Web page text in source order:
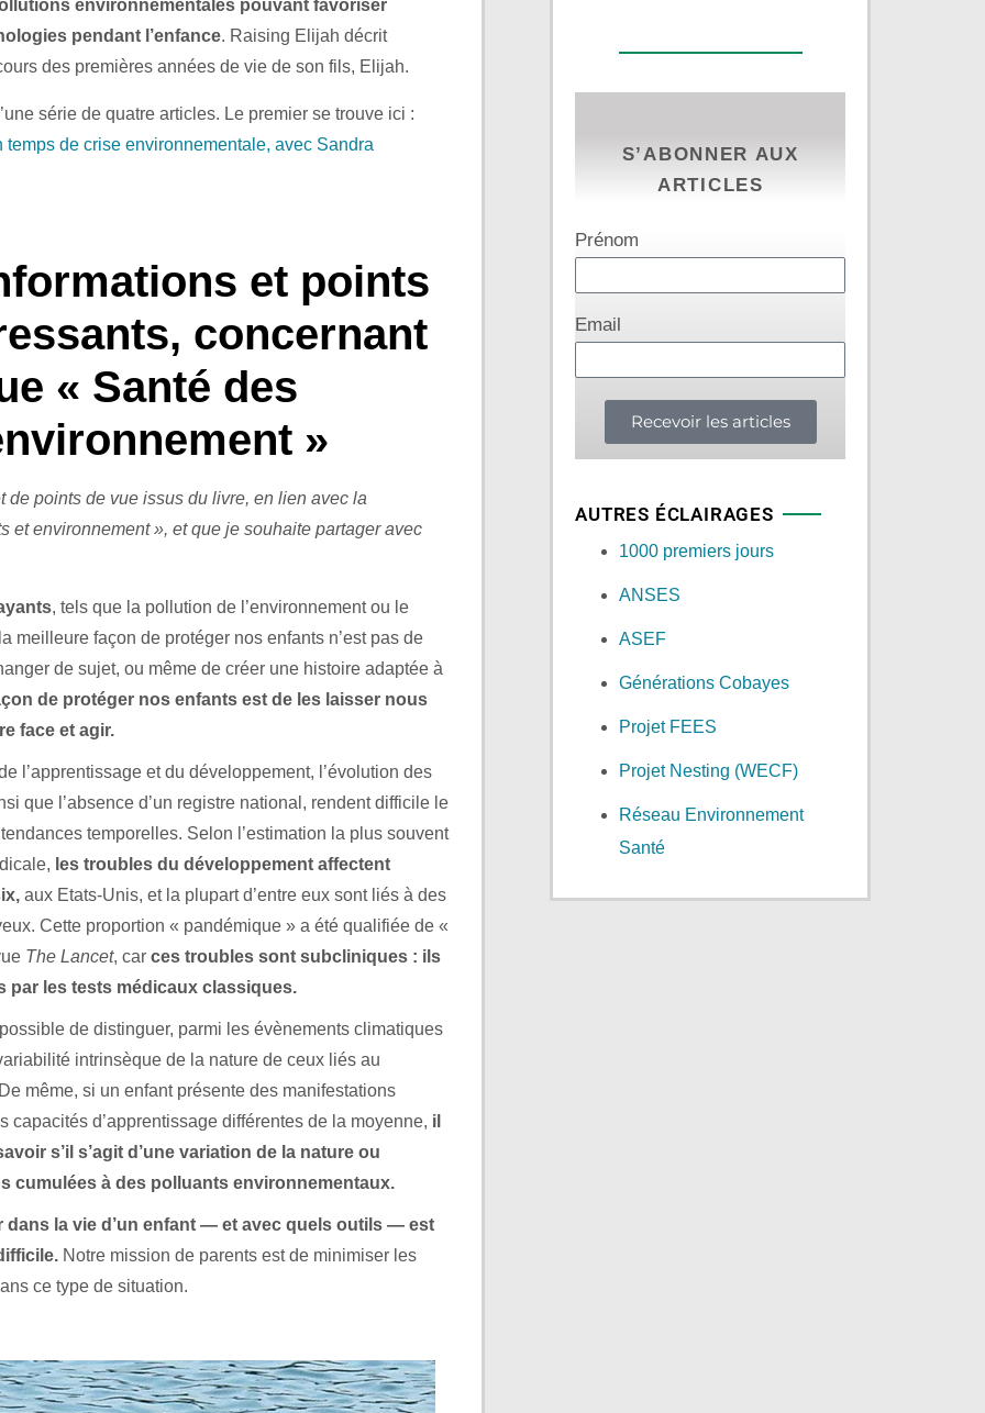
environnementales pouvant favoriser
pendant l’enfance. Raising Elijah décrit
des premières années de vie de son fils, Elijah.
série de quatre articles. Le premier se trouve ici :
de crise environnementale, avec Sandra
et points
concernant
« Santé des
»
de points de vue issus du livre, en lien avec la
et environnement », et que je souhaite partager avec
, tels que la pollution de l’environnement ou le
meilleure façon de protéger nos enfants n’est pas de
de sujet, ou même de créer une histoire adaptée à
de protéger nos enfants est de les laisser nous
face et agir.
l’apprentissage et du développement, l’évolution des
que l’absence d’un registre national, rendent difficile le
temporelles. Selon l’estimation la plus souvent
les troubles du développement affectent
aux Etats-Unis, et la plupart d’entre eux sont liés à des
Cette proportion « pandémique » a été qualifiée de «
The Lancet, car ces troubles sont subcliniques : ils
par les tests médicaux classiques.
de distinguer, parmi les évènements climatiques
intrinsèque de la nature de ceux liés au
même, si un enfant présente des manifestations
capacités d’apprentissage différentes de la moyenne, il
s’il s’agit d’une variation de la nature ou
cumulées à des polluants environnementaux.
dans la vie d’un enfant — et avec quels outils — est
Notre mission de parents est de minimiser les
ce type de situation.
S’ABONNER AUX
ARTICLES
Prénom
Email
Recevoir les articles
AUTRES ÉCLAIRAGES
1000 premiers jours
ANSES
ASEF
Générations Cobayes
Projet FEES
Projet Nesting (WECF)
Réseau Environnement
Santé